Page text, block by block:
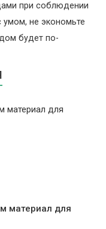
при соблюдении
умом, не экономьте
будет по-
материал для